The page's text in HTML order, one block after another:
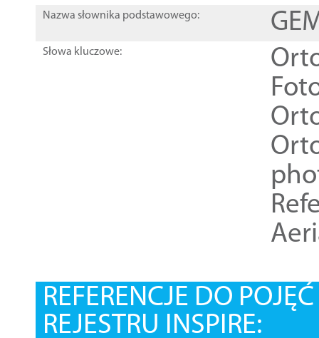
Nazwa słownika podstawowego:
Słowa kluczowe:
REFERENCJE DO
REJESTRU INSPIRE: